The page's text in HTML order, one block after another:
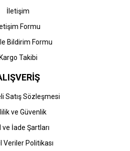
0,00 TL
STOK BİLGİSİNİ SORUNUZ
HP
HP LaserJet Pro M404n
Yazıcı (W1A52A) &
(CF259A-CF259X)
İletişim
Formu
Bildirim Formu
Kargo Takibi
Satış Sözleşmesi
ve Güvenlik
ve İade Şartları
Veriler Politikası